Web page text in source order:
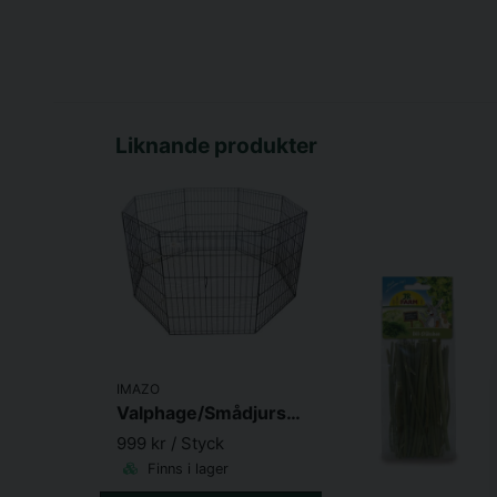
Liknande produkter
IMAZO
Valphage/Smådjurshage Svart 60x76cm 8 sektioner
999 kr / Styck
Finns i lager